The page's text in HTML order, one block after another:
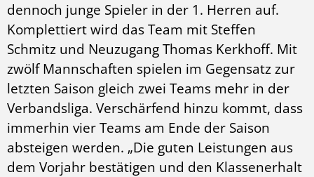
dennoch junge Spieler in der 1. Herren auf.
Komplettiert wird das Team mit Steffen
Schmitz und Neuzugang Thomas Kerkhoff. Mit
zwölf Mannschaften spielen im Gegensatz zur
letzten Saison gleich zwei Teams mehr in der
Verbandsliga. Verschärfend hinzu kommt, dass
immerhin vier Teams am Ende der Saison
absteigen werden. „Die guten Leistungen aus
dem Vorjahr bestätigen und den Klassenerhalt